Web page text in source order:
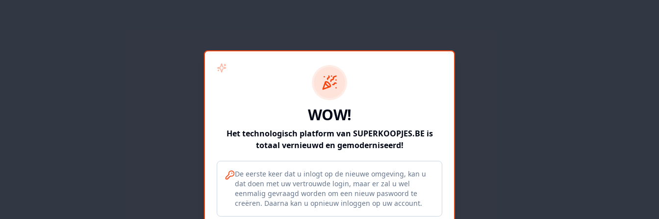
404
WOW!
Het technologisch platform van SUPERKOOPJES.BE is
totaal vernieuwd en gemoderniseerd!
De eerste keer dat u inlogt op de nieuwe omgeving, kan u
dat doen met uw vertrouwde login, maar er zal u wel
eenmalig gevraagd worden om een nieuw paswoord te
creëren. Daarna kan u opnieuw inloggen op uw account.